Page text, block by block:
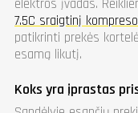
elektros įvadas.
7.5C sraigtinį
patikrinti prekės
esamą likutį.
Koks yra įprastas